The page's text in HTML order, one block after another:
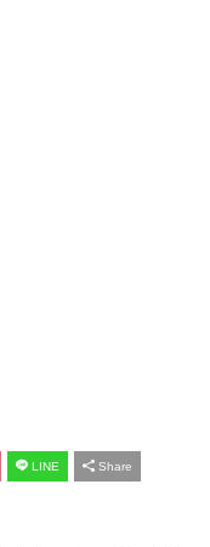
LINE Share